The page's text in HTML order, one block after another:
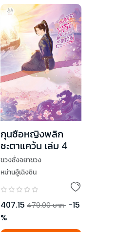
กุนซือหญิงพลิก
ชะตาแคว้น เล่ม 4
ขวงซั่งจยาขวง
หม่านอู้เฉิงซิน
407.15 479.00 บาท -15
%